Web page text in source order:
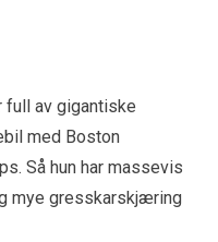
full av gigantiske
med Boston
Så hun har massevis
mye gresskarskjæring